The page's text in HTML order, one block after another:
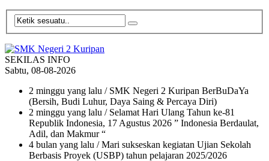
SEKILAS INFO
Sabtu, 08-08-2026
2 minggu yang lalu / SMK Negeri 2 Kuripan BerBuDaYa
(Bersih, Budi Luhur, Daya Saing & Percaya Diri)
2 minggu yang lalu / Selamat Hari Ulang Tahun ke-81
Republik Indonesia, 17 Agustus 2026 ” Indonesia Berdaulat,
Adil, dan Makmur “
4 bulan yang lalu / Mari sukseskan kegiatan Ujian Sekolah
Berbasis Proyek (USBP) tahun pelajaran 2025/2026